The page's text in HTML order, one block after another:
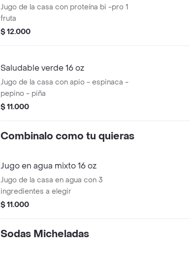
Jugo de la casa con proteína bi -pro 1
fruta
$ 12.000
Saludable verde 16 oz
Jugo de la casa con apio - espinaca -
pepino - piña
$ 11.000
Combinalo como tu quieras
Jugo en agua mixto 16 oz
Jugo de la casa en agua con 3
ingredientes a elegir
$ 11.000
Sodas Micheladas